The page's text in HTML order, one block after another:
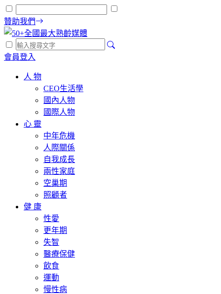
贊助我們
會員登入
人 物
CEO生活學
國內人物
國際人物
心 靈
中年危機
人際關係
自我成長
兩性家庭
空巢期
照顧者
健 康
性愛
更年期
失智
醫療保健
飲食
運動
慢性病